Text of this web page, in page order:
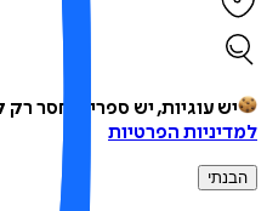
יש עוגיות, יש ספרים, חסר רק
הפרטיות